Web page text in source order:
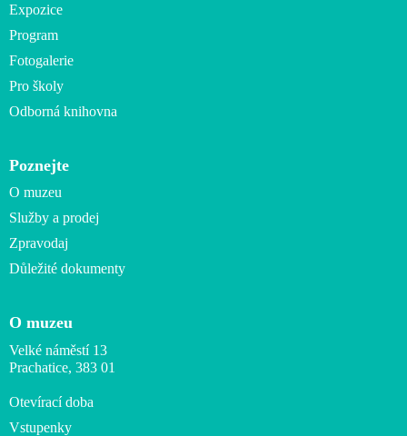
Expozice
Program
Fotogalerie
Pro školy
Odborná knihovna
Poznejte
O muzeu
Služby a prodej
Zpravodaj
Důležité dokumenty
O muzeu
Velké náměstí 13
Prachatice, 383 01
Otevírací doba
Vstupenky